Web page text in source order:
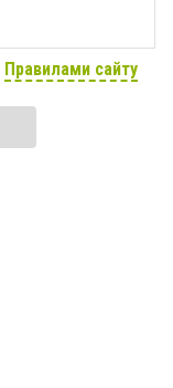
Правилами сайту